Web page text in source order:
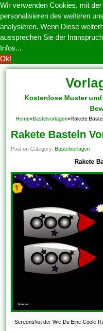
Wir verwenden Cookies, mit
personalisieren des weiteren
analysieren. Wenn Diese
aussprechen Sie der
Infos...
Ok!
Kostenlose Muster
Home»Bastelvorlagen»Rakete
Rakete Basteln
Post on Category:Bastelvorlagen
Rakete
Screenshot der Wie Du Eine Coole